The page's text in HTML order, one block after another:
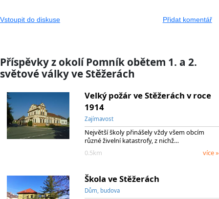
Vstoupit do diskuse Přidat komentář
Příspěvky z okolí Pomník obětem 1. a 2.
světové války ve Stěžerách
Velký požár ve Stěžerách v roce
1914
Zajímavost
Největší školy přinášely vždy všem obcím
různé živelní katastrofy, z nichž…
0.5km
více »
Škola ve Stěžerách
Dům, budova